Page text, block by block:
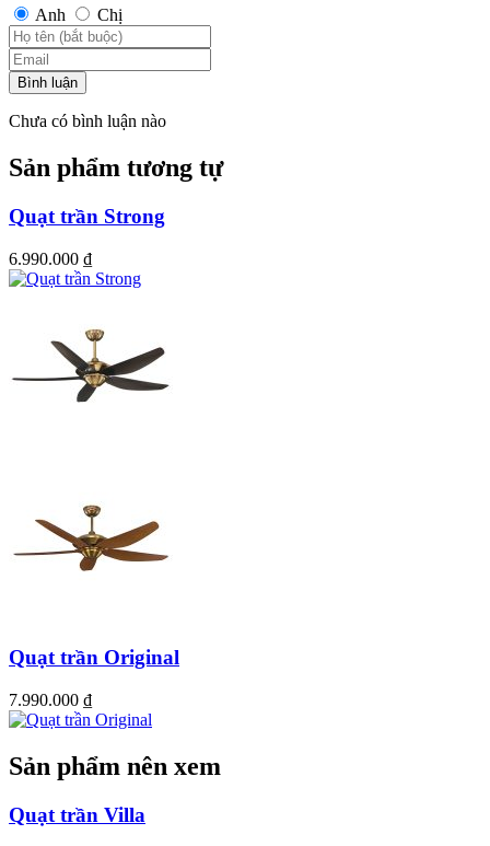
Anh Chị
Bình luận
Chưa có bình luận nào
Sản phẩm tương tự
Quạt trần Strong
6.990.000 ₫
Quạt trần Original
7.990.000 ₫
Sản phẩm nên xem
Quạt trần Villa